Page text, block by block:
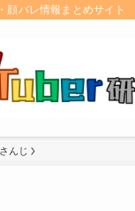
顔バレ情報まとめサイト
んじ